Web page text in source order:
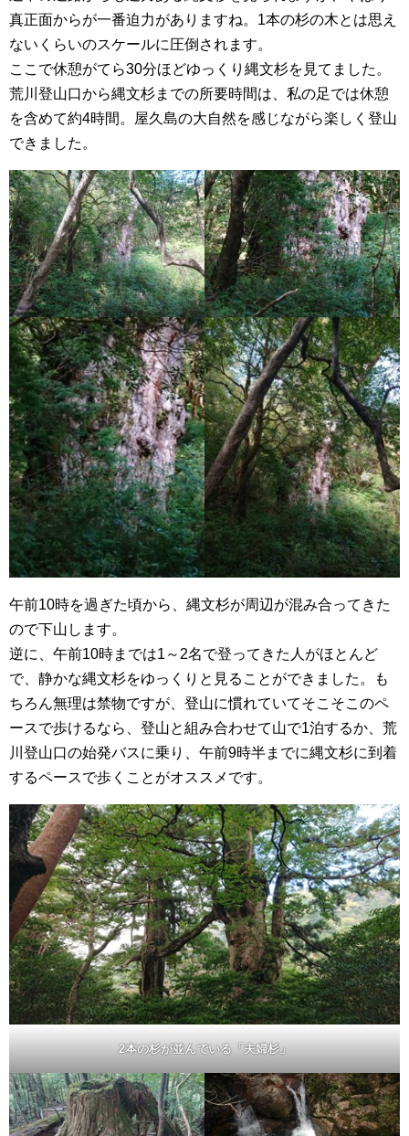
真正面からが一番迫力がありますね。1本の杉の木とは思え
ないくらいのスケールに圧倒されます。
ここで休憩がてら30分ほどゆっくり縄文杉を見てました。
荒川登山口から縄文杉までの所要時間は、私の足では休憩
を含めて約4時間。屋久島の大自然を感じながら楽しく登山
できました。
午前10時を過ぎた頃から、縄文杉が周辺が混み合ってきた
ので下山します。
逆に、午前10時までは1～2名で登ってきた人がほとんど
で、静かな縄文杉をゆっくりと見ることができました。も
ちろん無理は禁物ですが、登山に慣れていてそこそこのペ
ースで歩けるなら、登山と組み合わせて山で1泊するか、荒
川登山口の始発バスに乗り、午前9時半までに縄文杉に到着
するペースで歩くことがオススメです。
2本の杉が並んでいる「夫婦杉」